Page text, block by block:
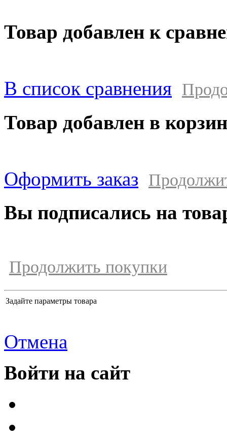
Товар добавлен к
В список сравнения
Товар добавлен в
Оформить заказ
Вы подписались на
Продолжить покупки
Задайте параметры товара
Отмена
Войти на сайт